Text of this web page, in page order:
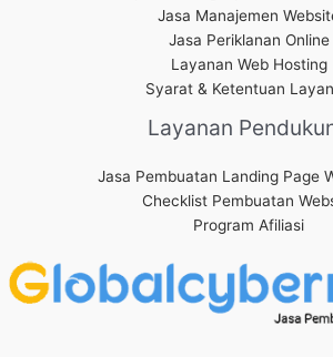
Jasa Manajemen
Jasa Periklanan Online
Layanan Web Hosting
Syarat & Ketentuan
Layanan
Jasa Pembuatan Landing Page
Checklist Pembuatan
Program Afiliasi